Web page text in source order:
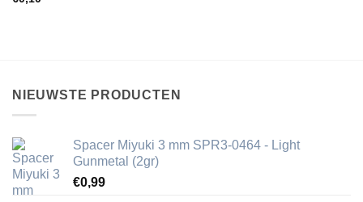
NIEUWSTE PRODUCTEN
Spacer Miyuki 3 mm SPR3-0464 - Light
Gunmetal (2gr)
€0,99